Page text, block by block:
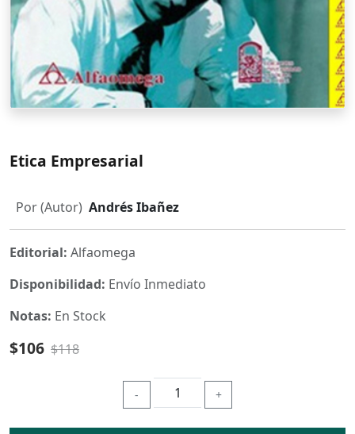
Etica Empresarial
Por (Autor) Andrés Ibañez
Editorial: Alfaomega
Disponibilidad: Envío Inmediato
Notas: En Stock
$106 $118
- +